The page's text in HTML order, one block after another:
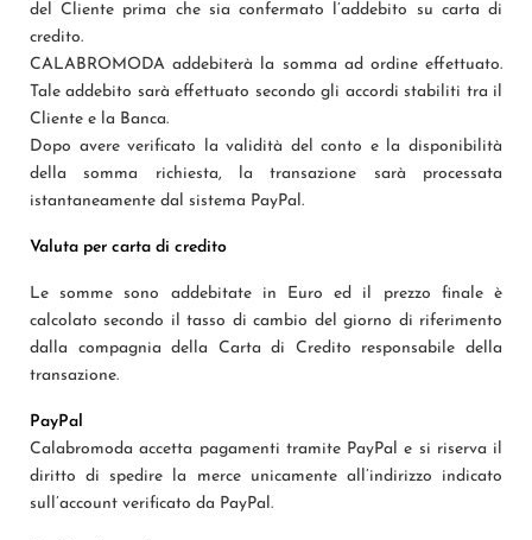
del Cliente prima che sia confermato l’addebito su carta di
credito.
CALABROMODA addebiterà la somma ad ordine effettuato.
Tale addebito sarà effettuato secondo gli accordi stabiliti tra il
Cliente e la Banca.
Dopo avere verificato la validità del conto e la disponibilità
della somma richiesta, la transazione sarà processata
istantaneamente dal sistema PayPal.
Valuta per carta di credito
Le somme sono addebitate in Euro ed il prezzo finale è
calcolato secondo il tasso di cambio del giorno di riferimento
dalla compagnia della Carta di Credito responsabile della
transazione.
PayPal
Calabromoda accetta pagamenti tramite PayPal e si riserva il
diritto di spedire la merce unicamente all’indirizzo indicato
sull’account verificato da PayPal.